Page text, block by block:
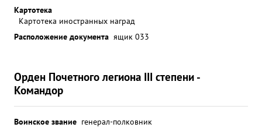
Картотека
Картотека иностранных наград
Расположение документа ящик 033
Орден Почетного легиона III степени -
Командор
Воинское звание генерал-полковник